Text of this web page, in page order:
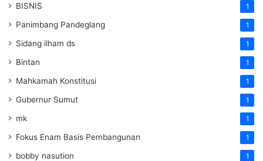
BISNIS 1
Panimbang Pandeglang 1
Sidang ilham ds 1
Bintan 1
Mahkamah Konstitusi 1
Gubernur Sumut 1
mk 1
Fokus Enam Basis Pembangunan 1
bobby nasution 1